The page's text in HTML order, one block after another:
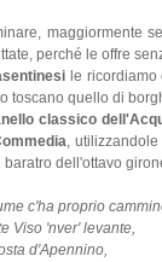
maggiormente
perché le offre
le ricordiamo
toscano quello di
classico
,
baratro dell'ottavo
c'ha proprio
Viso 'nver' levante,
d'Apennino,